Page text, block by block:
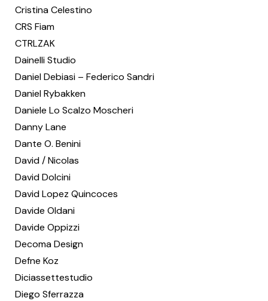
Cristina Celestino
CRS Fiam
CTRLZAK
Dainelli Studio
Daniel Debiasi – Federico Sandri
Daniel Rybakken
Daniele Lo Scalzo Moscheri
Danny Lane
Dante O. Benini
David / Nicolas
David Dolcini
David Lopez Quincoces
Davide Oldani
Davide Oppizzi
Decoma Design
Defne Koz
Diciassettestudio
Diego Sferrazza